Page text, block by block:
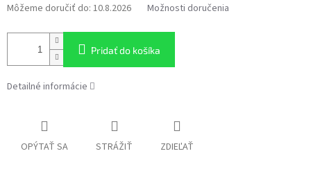
Môžeme doručiť do: 10.8.2026 Možnosti doručenia
Pridať do košíka
Detailné informácie
OPÝTAŤ SA STRÁŽIŤ ZDIEĽAŤ